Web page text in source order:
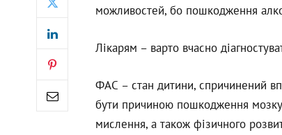
можливостей, бо пошкодження
Лікарям – варто вчасно
ФАС – стан дитини, спричинений
бути причиною пошкодження мозку
мислення, а також фізичного